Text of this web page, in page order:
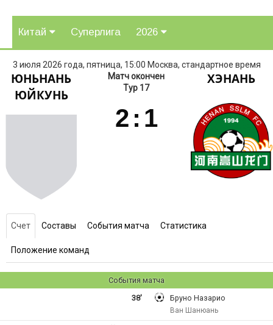
Китай Суперлига 2026
3 июля 2026 года, пятница, 15:00 Москва, стандартное время
ЮНЬНАНЬ
ЮЙКУНЬ
Матч окончен
Тур 17
2 : 1
ХЭНАНЬ
Счет Составы События матча Статистика
Положение команд
События матча
38'
Бруно Назарио
Ван Шанюань